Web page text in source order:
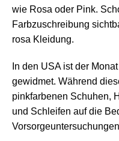
wie Rosa oder Pink.
Farbzuschreibung
rosa Kleidung.
In den USA ist der
gewidmet. Während
pinkfarbenen Schuhen,
und Schleifen auf die